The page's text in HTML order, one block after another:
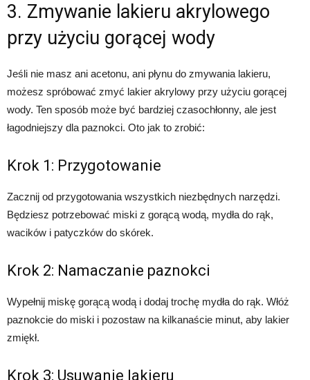
3. Zmywanie lakieru akrylowego
przy użyciu gorącej wody
Jeśli nie masz ani acetonu, ani płynu do zmywania lakieru,
możesz spróbować zmyć lakier akrylowy przy użyciu gorącej
wody. Ten sposób może być bardziej czasochłonny, ale jest
łagodniejszy dla paznokci. Oto jak to zrobić:
Krok 1: Przygotowanie
Zacznij od przygotowania wszystkich niezbędnych narzędzi.
Będziesz potrzebować miski z gorącą wodą, mydła do rąk,
wacików i patyczków do skórek.
Krok 2: Namaczanie paznokci
Wypełnij miskę gorącą wodą i dodaj trochę mydła do rąk. Włóż
paznokcie do miski i pozostaw na kilkanaście minut, aby lakier
zmiękł.
Krok 3: Usuwanie lakieru